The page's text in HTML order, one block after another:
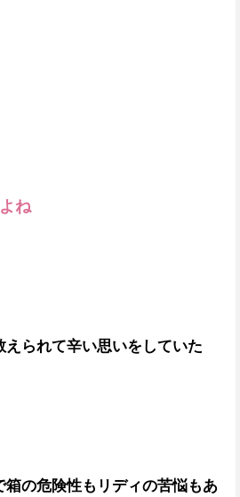
ね
られて辛い思いをしていた
の危険性もリディの苦悩もあ